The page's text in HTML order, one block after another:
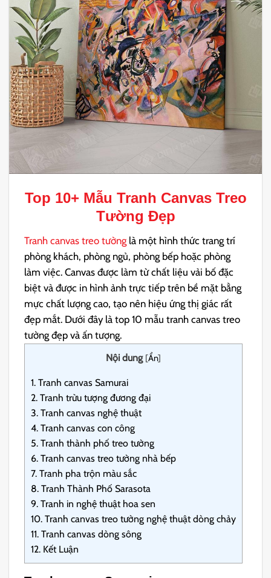
Top 10+ Mẫu Tranh Canvas Treo
Tường Đẹp
Tranh canvas treo tường là một hình thức trang trí
phòng khách, phòng ngủ, phòng bếp hoặc phòng
làm việc. Canvas được làm từ chất liệu vải bố đặc
biệt và được in hình ảnh trực tiếp trên bề mặt bằng
mực chất lượng cao, tạo nên hiệu ứng thị giác rất
đẹp mắt. Dưới đây là top 10 mẫu tranh canvas treo
tường đẹp và ấn tượng.
Nội dung [Ẩn]
1. Tranh canvas Samurai
2. Tranh trừu tượng đương đại
3. Tranh canvas nghệ thuật
4. Tranh canvas con công
5. Tranh thành phố treo tường
6. Tranh canvas treo tường nhà bếp
7. Tranh pha trộn màu sắc
8. Tranh Thành Phố Sarasota
9. Tranh in nghệ thuật hoa sen
10. Tranh canvas treo tường nghệ thuật dòng chảy
11. Tranh canvas dòng sông
12. Kết Luận